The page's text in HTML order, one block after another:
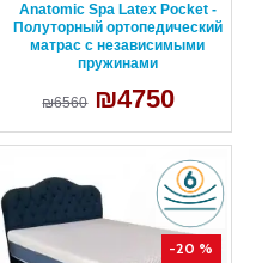
Anatomic Spa Latex Pocket -
Полуторный ортопедический
матрас с независимыми
пружинами
₪6560 ₪4750
-20 %